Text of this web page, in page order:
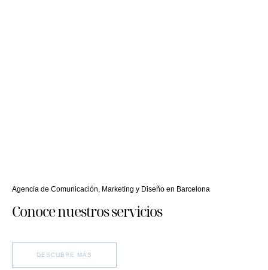
Agencia de Comunicación, Marketing y Diseño en Barcelona
Conoce nuestros servicios
DESCUBRE MÁS